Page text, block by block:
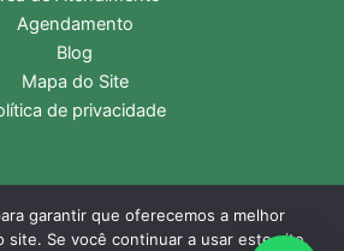
Agendamento
Blog
Mapa do Site
de privacidade
Técnica Lofra | Central de
garantir que oferecemos a melhor
site. Se você continuar a usar este site,